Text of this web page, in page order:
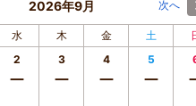
2026年9月 次へ
水 木 金 土
2
ー
3
ー
4
ー
5
ー